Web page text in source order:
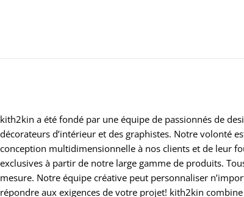
kith2kin a été fondé par une équipe de passionnés de
décorateurs d’intérieur et des graphistes. Notre volonté
conception multidimensionnelle à nos clients et de leur
exclusives à partir de notre large gamme de produits.
mesure. Notre équipe créative peut personnaliser
répondre aux exigences de votre projet! kith2kin